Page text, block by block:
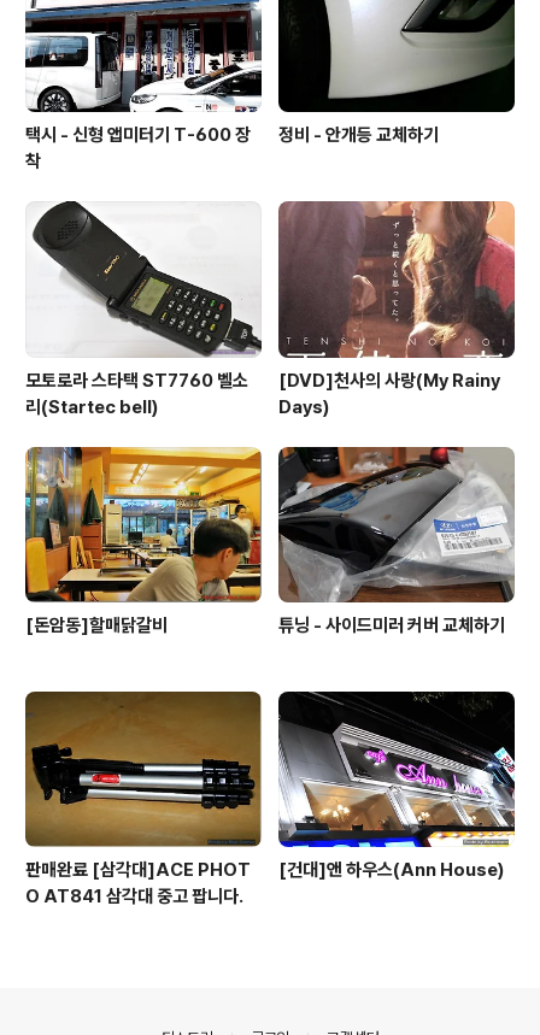
택시 - 신형 앱미터기 T-600 장
착
정비 - 안개등 교체하기
모토로라 스타택 ST7760 벨소
리(Startec bell)
[DVD]천사의 사랑(My Rainy
Days)
[돈암동]할매닭갈비 튜닝 - 사이드미러 커버 교체하기
판매완료 [삼각대]ACE PHOT
O AT841 삼각대 중고 팝니다.
[건대]앤 하우스(Ann House)